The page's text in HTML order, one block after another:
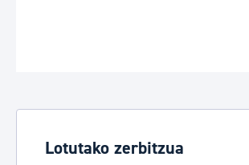
Lotutako zerbitzua